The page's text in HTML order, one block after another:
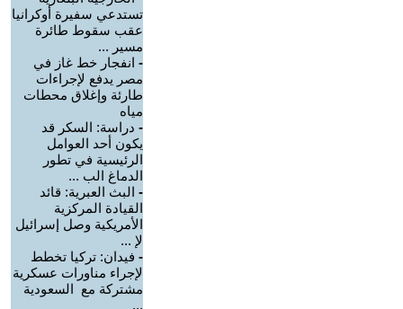
تستدعي سفيرة أوكرانيا
عقب سقوط طائرة
مسير ...
- انفجار خط غاز في
مصر يدفع لإجراءات
طارئة وإغلاق محطات
مياه
- دراسة: السكر قد
يكون أحد العوامل
الرئيسية في تطور
الدماغ الب ...
- البث العبرية: قائد
القيادة المركزية
الأمريكية وصل إسرائيل
لإ ...
- فيدان: تركيا تخطط
لإجراء مناورات عسكرية
مشتركة مع السعودية
...